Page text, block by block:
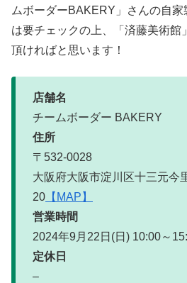
ムボーダーBAKERY」さんの自
は要チェックの上、「済藤美術館
頂ければと思います！
店舗名
チームボーダー BAKERY
住所
〒532-0028
大阪府大阪市淀川区十三元今
20 【MAP】
営業時間
2024年9月22日(日) 10:00～
定休日
–